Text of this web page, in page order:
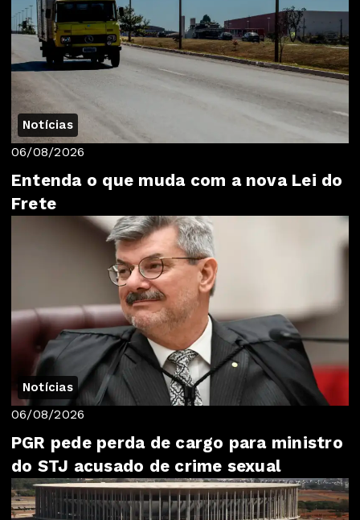
Notícias
06/08/2026
Entenda o que muda com a nova Lei do
Frete
Notícias
06/08/2026
PGR pede perda de cargo para ministro
do STJ acusado de crime sexual